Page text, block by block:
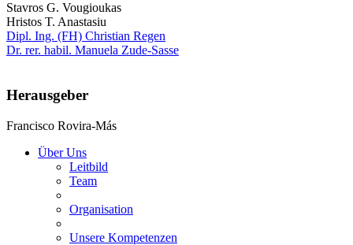
Stavros G. Vougioukas
Hristos T. Anastasiu
Dipl. Ing. (FH) Christian Regen
Dr. rer. habil. Manuela Zude-Sasse
Herausgeber
Francisco Rovira-Más
Über Uns
Leitbild
Team
Organisation
Unsere Kompetenzen